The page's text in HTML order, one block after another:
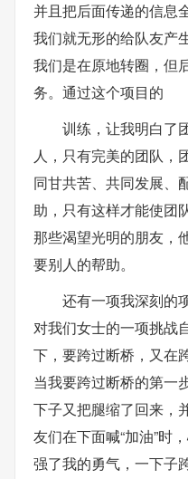
并且把后面传递的信息
我们就无形的给队友产
我们是在原地转圈，但
务。通过这个项目的
训练，让我明白了
人，只有完美的团队，
同甘共苦、共同发展、
助，只有这样才能使团
那些渴望光明的朋友，
要别人的帮助。
还有一项我深刻的
对我们女士的一项挑战
下，要跨过断桥，又在
当我要跨过断桥的第一
下子又把腿缩了回来，
友们在下面喊“加油”时
强了我的勇气，一下子